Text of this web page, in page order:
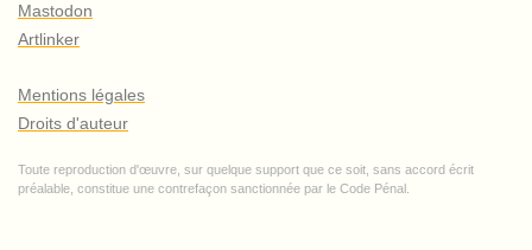
Mastodon
Artlinker
Mentions légales
Droits d'auteur
Toute reproduction d'œuvre, sur quelque support que ce soit, sans accord écrit
préalable, constitue une contrefaçon sanctionnée par le Code Pénal.